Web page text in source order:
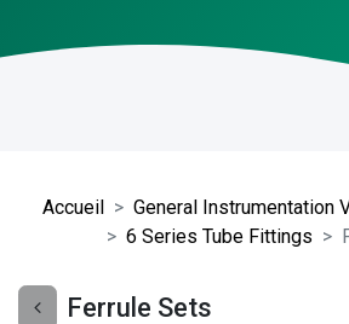
Accueil
General Instrumentation
6 Series Tube Fittings
Ferrule Sets